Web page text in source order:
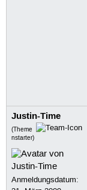
Justin-Time
(Theme
nstarter)
Anmeldungsdatum: